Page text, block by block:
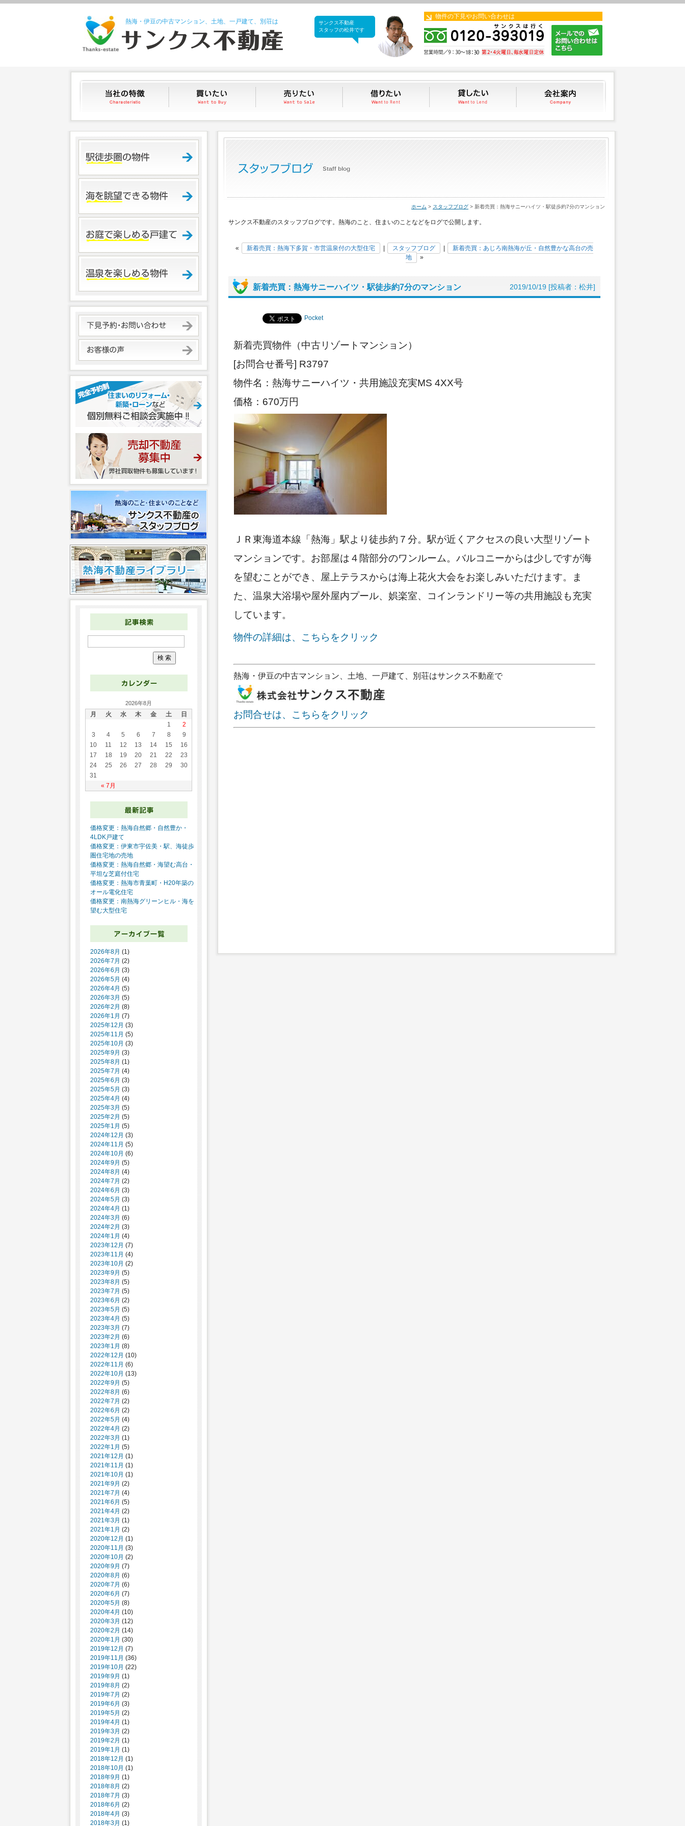
熱海・伊豆の中古マンション、土地、一戸建て、別荘は
サンクス不動産
サンクス不動産
スタッフの松井です
物件の下見やお問い合わせは
当社の特徴 買いたい 売りたい 借りたい 貸したい
ホーム > スタッフブログ > 新着売買：熱海サニーハイツ・駅徒歩約7分のマンション
サンクス不動産のスタッフブログです。熱海のこと、住まいのことなどをログで公開します。
« 新着売買：熱海下多賀・市営温泉付の大型住宅 スタッフブログ
新着売買：あじろ南熱海が丘・自然豊かな高台の売
地
»
新着売買：熱海サニーハイツ・駅徒歩約7分のマンション 2019/10/19 [投稿者：松井]
Pocket
新着売買物件（中古リゾートマンション）
[お問合せ番号] R3797
物件名：熱海サニーハイツ・共用施設充実MS 4XX号
価格：670万円
ＪＲ東海道本線「熱海」駅より徒歩約７分。駅が近くアクセスの良い大型リゾート
マンションです。お部屋は４階部分のワンルーム。バルコニーからは少しですが海
を望むことができ、屋上テラスからは海上花火大会をお楽しみいただけます。ま
た、温泉大浴場や屋外屋内プール、娯楽室、コインランドリー等の共用施設も充実
しています。
物件の詳細は、こちらをクリック
熱海・伊豆の中古マンション、土地、一戸建て、別荘はサンクス不動産で
お問合せは、こちらをクリック
2026年8月
月 火 水 木 金 土 日
« 7月
1
2
3
4 5 6 7 8
9
10
11 12 13 14 15
16
17
18 19 20 21 22
23
24
25 26 27 28 29
30
31
価格変更：熱海自然郷・自然豊か・
4LDK戸建て
価格変更：伊東市宇佐美・駅、海徒歩
圏住宅地の売地
価格変更：熱海自然郷・海望む高台・
平坦な芝庭付住宅
価格変更：熱海市青葉町・H20年築の
オール電化住宅
価格変更：南熱海グリーンヒル・海を
望む大型住宅
2026年8月 (1)
2026年7月 (2)
2026年6月 (3)
2026年5月 (4)
2026年4月 (5)
2026年3月 (5)
2026年2月 (8)
2026年1月 (7)
2025年12月 (3)
2025年11月 (5)
2025年10月 (3)
2025年9月 (3)
2025年8月 (1)
2025年7月 (4)
2025年6月 (3)
2025年5月 (3)
2025年4月 (4)
2025年3月 (5)
2025年2月 (5)
2025年1月 (5)
2024年12月 (3)
2024年11月 (5)
2024年10月 (6)
2024年9月 (5)
2024年8月 (4)
2024年7月 (2)
2024年6月 (3)
2024年5月 (3)
2024年4月 (1)
2024年3月 (6)
2024年2月 (3)
2024年1月 (4)
2023年12月 (7)
2023年11月 (4)
2023年10月 (2)
2023年9月 (5)
2023年8月 (5)
2023年7月 (5)
2023年6月 (2)
2023年5月 (5)
2023年4月 (5)
2023年3月 (7)
2023年2月 (6)
2023年1月 (8)
2022年12月 (10)
2022年11月 (6)
2022年10月 (13)
2022年9月 (5)
2022年8月 (6)
2022年7月 (2)
2022年6月 (2)
2022年5月 (4)
2022年4月 (2)
2022年3月 (1)
2022年1月 (5)
2021年12月 (1)
2021年11月 (1)
2021年10月 (1)
2021年9月 (2)
2021年7月 (4)
2021年6月 (5)
2021年4月 (2)
2021年3月 (1)
2021年1月 (2)
2020年12月 (1)
2020年11月 (3)
2020年10月 (2)
2020年9月 (7)
2020年8月 (6)
2020年7月 (6)
2020年6月 (7)
2020年5月 (8)
2020年4月 (10)
2020年3月 (12)
2020年2月 (14)
2020年1月 (30)
2019年12月 (7)
2019年11月 (36)
2019年10月 (22)
2019年9月 (1)
2019年8月 (2)
2019年7月 (2)
2019年6月 (3)
2019年5月 (2)
2019年4月 (1)
2019年3月 (2)
2019年2月 (1)
2019年1月 (1)
2018年12月 (1)
2018年10月 (1)
2018年9月 (1)
2018年8月 (2)
2018年7月 (3)
2018年6月 (2)
2018年4月 (3)
2018年3月 (1)